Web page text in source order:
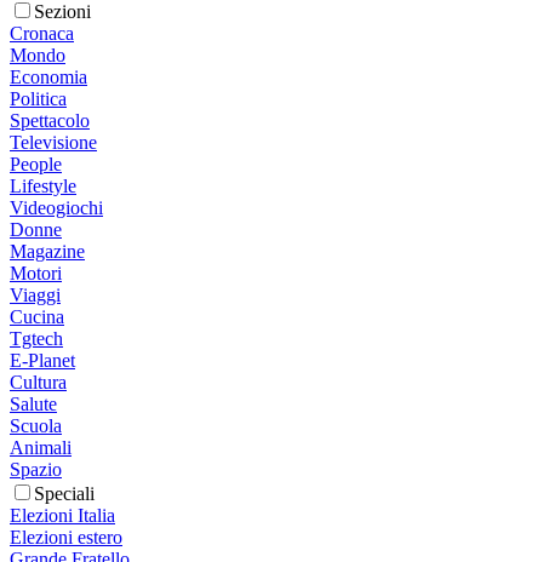
Sezioni
Cronaca
Mondo
Economia
Politica
Spettacolo
Televisione
People
Lifestyle
Videogiochi
Donne
Magazine
Motori
Viaggi
Cucina
Tgtech
E-Planet
Cultura
Salute
Scuola
Animali
Spazio
Speciali
Elezioni Italia
Elezioni estero